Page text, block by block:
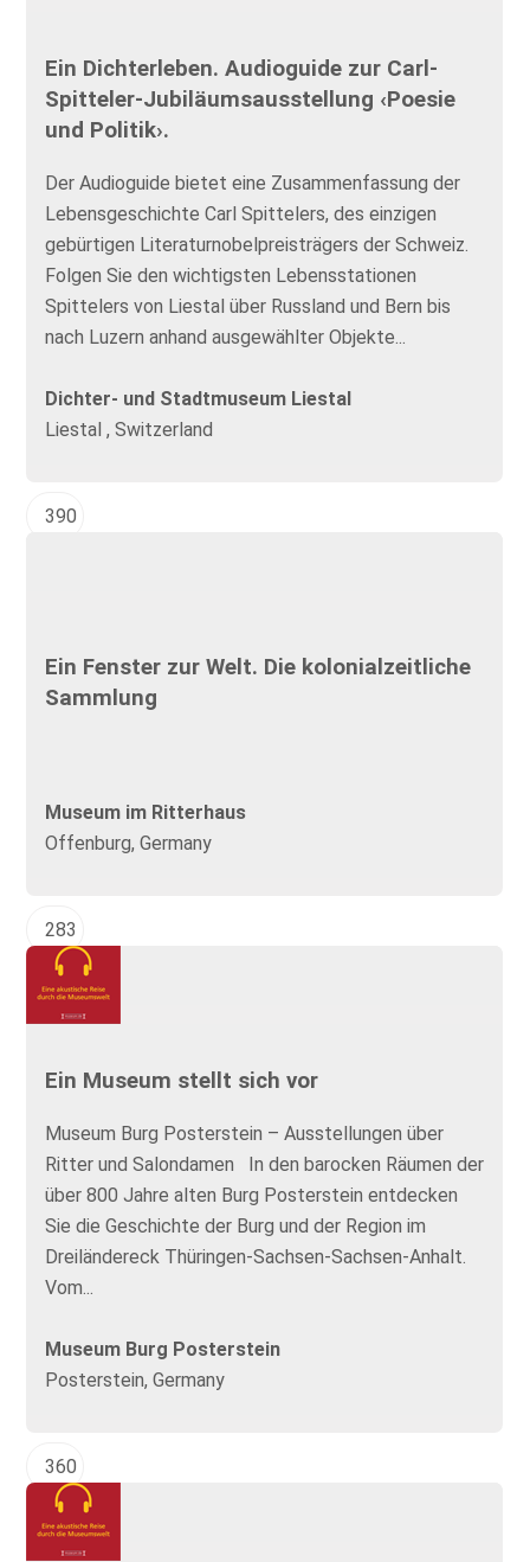
Ein Dichterleben. Audioguide zur Carl-
Spitteler-Jubiläumsausstellung ‹Poesie
und Politik›.
Der Audioguide bietet eine Zusammenfassung der
Lebensgeschichte Carl Spittelers, des einzigen
gebürtigen Literaturnobelpreisträgers der Schweiz.
Folgen Sie den wichtigsten Lebensstationen
Spittelers von Liestal über Russland und Bern bis
nach Luzern anhand ausgewählter Objekte...
Dichter- und Stadtmuseum Liestal
Liestal , Switzerland
390
Ein Fenster zur Welt. Die kolonialzeitliche
Sammlung
Museum im Ritterhaus
Offenburg, Germany
283
Ein Museum stellt sich vor
Museum Burg Posterstein – Ausstellungen über
Ritter und Salondamen In den barocken Räumen der
über 800 Jahre alten Burg Posterstein entdecken
Sie die Geschichte der Burg und der Region im
Dreiländereck Thüringen-Sachsen-Sachsen-Anhalt.
Vom...
Museum Burg Posterstein
Posterstein, Germany
360